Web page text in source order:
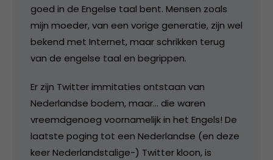
goed in de Engelse taal bent. Mensen zoals
mijn moeder, van een vorige generatie, zijn wel
bekend met Internet, maar schrikken terug
van de engelse taal en begrippen.
Er zijn Twitter immitaties ontstaan van
Nederlandse bodem, maar… die waren
vreemdgenoeg voornamelijk in het Engels! De
laatste poging tot een Nederlandse (en deze
keer Nederlandstalige-) Twitter kloon, is